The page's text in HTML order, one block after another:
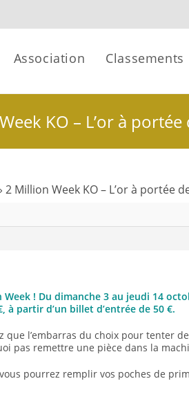
Association Classements
KO – L’or à
› 2 Million Week KO – L’or à portée
Week ! Du dimanche 3 au jeudi 14
partir d’un billet d’entrée de 50 €.
que l’embarras du choix pour tenter
pas remettre une pièce dans la
pourrez remplir vos poches de